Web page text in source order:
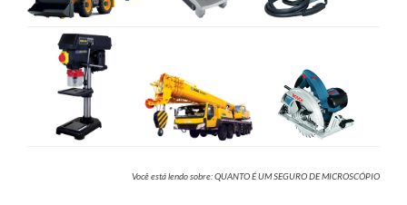
Você está lendo sobre: QUANTO É UM SEGURO DE MICROSCÓPIO